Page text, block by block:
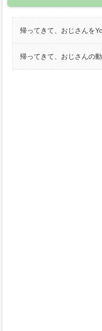
帰ってきて、おじさんを
帰ってきて、おじさんの